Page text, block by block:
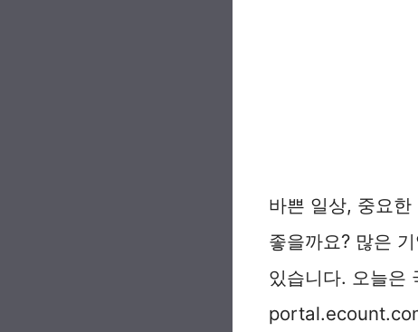
바쁜 일상, 중요한
좋을까요? 많은
있습니다. 오늘은